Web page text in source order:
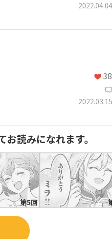
読みになれます。
第5回